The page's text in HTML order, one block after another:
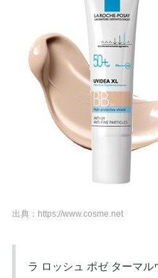
出典： https://www.cosme.net
ラ ロッシュ ポゼ ターマ